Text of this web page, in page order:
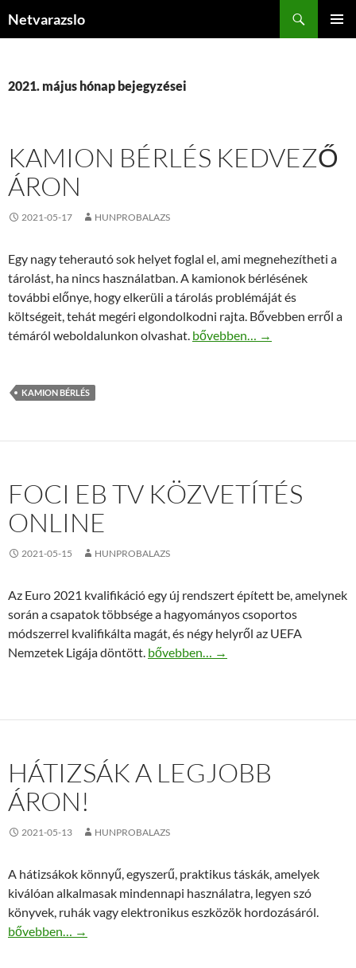
Netvarazslo
2021. május hónap bejegyzései
KAMION BÉRLÉS KEDVEZŐ
ÁRON
2021-05-17 HUNPROBALAZS
Egy nagy teherautó sok helyet foglal el, ami megnehezítheti a
tárolást, ha nincs használatban. A kamionok bérlésének
további előnye, hogy elkerüli a tárolás problémáját és
költségeit, tehát megéri elgondolkodni rajta. Bővebben erről a
témáról weboldalunkon olvashat. Kamion bérlés kedvező áron
bővebben… →
KAMION BÉRLÉS
FOCI EB TV KÖZVETÍTÉS
ONLINE
2021-05-15 HUNPROBALAZS
Az Euro 2021 kvalifikáció egy új rendszert épített be, amelynek
során a csapatok többsége a hagyományos csoportos
módszerrel kvalifikálta magát, és négy helyről az UEFA
Nemzetek Ligája döntött. Foci eb tv közvetítés online
bővebben… →
HÁTIZSÁK A LEGJOBB
ÁRON!
2021-05-13 HUNPROBALAZS
A hátizsákok könnyű, egyszerű, praktikus táskák, amelyek
kiválóan alkalmasak mindennapi használatra, legyen szó
könyvek, ruhák vagy elektronikus eszközök hordozásáról.
Hátizsák a legjobb áron!
bővebben… →